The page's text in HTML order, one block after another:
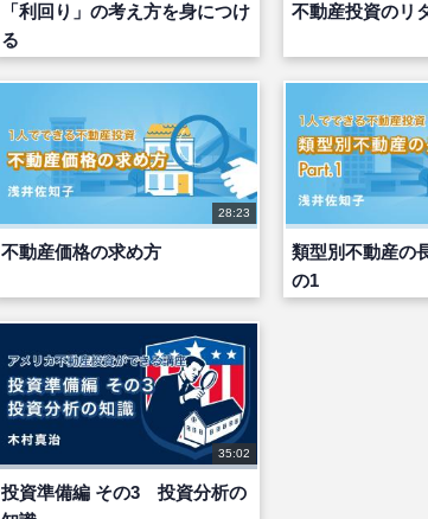
「利回り」の考え方を身につけ
る
不動産投資のリ
28:23
不動産価格の求め方
類型別不動産の
の1
35:02
投資準備編 その3 投資分析の